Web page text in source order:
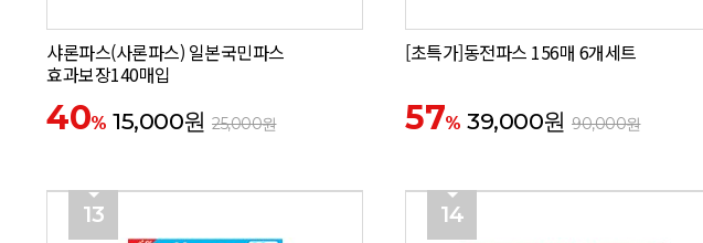
샤론파스(사론파스) 일본국민파스
효과보장140매입
40% 15,000원 25,000원
[초특가]동전파스 156매 6개세트
57% 39,000원 90,000원
13 14